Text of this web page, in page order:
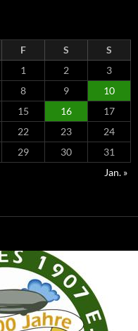
F S
S
1
2
3
8 9
10
15 16
17
22 23
24
29 30
31
Jan. »